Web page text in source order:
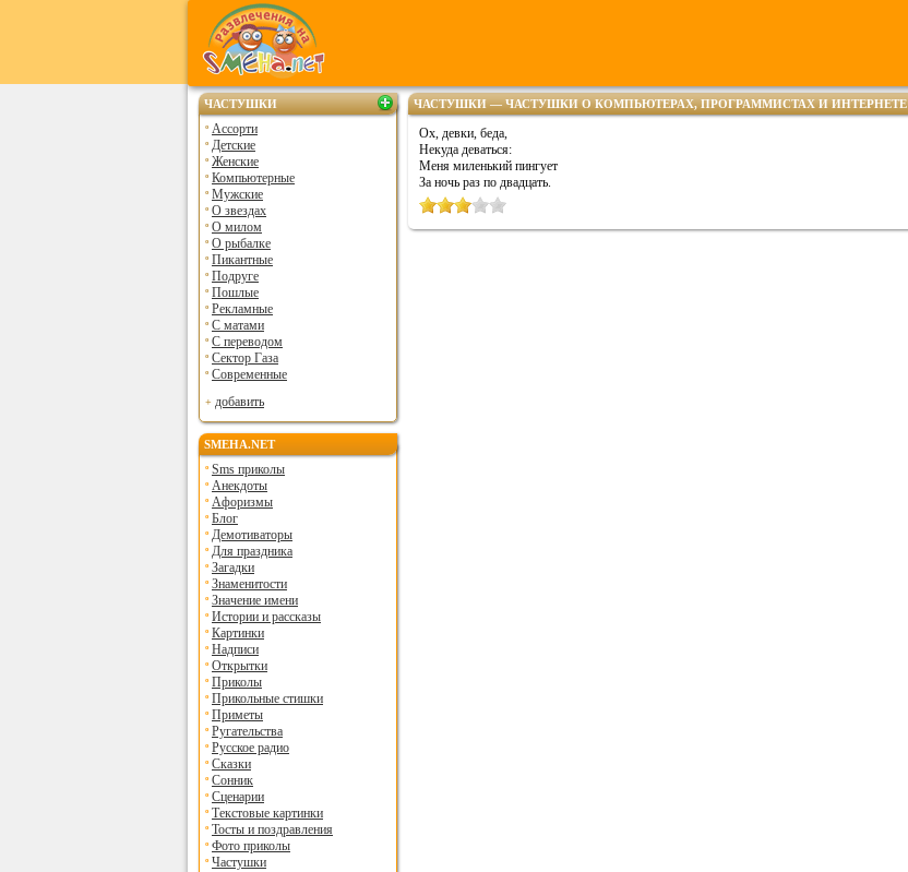
ЧАСТУШКИ
Ассорти
Детские
Женские
Компьютерные
Мужские
О звездах
О милом
О рыбалке
Пикантные
Подруге
Пошлые
Рекламные
С матами
С переводом
Сектор Газа
Современные
добавить
SMEHA.NET
Sms приколы
Анекдоты
Афоризмы
Блог
Демотиваторы
Для праздника
Загадки
Знаменитости
Значение имени
Истории и рассказы
Картинки
Надписи
Открытки
Приколы
Прикольные стишки
Приметы
Ругательства
Русское радио
Сказки
Сонник
Сценарии
Текстовые картинки
Тосты и поздравления
Фото приколы
Частушки
ЧАСТУШКИ — ЧАСТУШКИ О КОМПЬЮТЕРАХ, ПРОГРАММИСТАХ И ИНТЕРНЕТЕ
Ох, девки, беда,
Hекуда деваться:
Меня миленький пингует
За ночь раз по двадцать.